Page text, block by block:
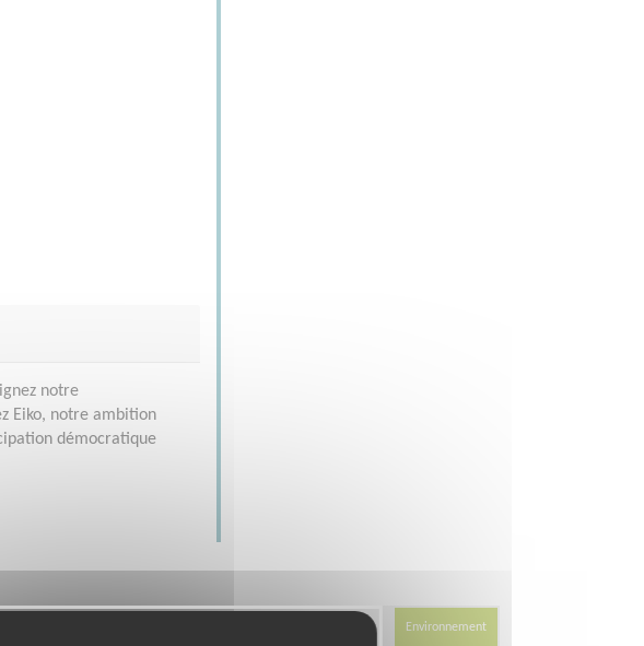
notre
Eiko, notre ambition
démocratique
Environnement